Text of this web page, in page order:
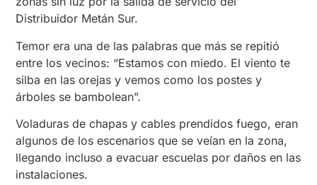
Distribuidor Metán Sur.
Temor era una de las palabras que más se repitió
entre los vecinos: “Estamos con miedo. El viento te
silba en las orejas y vemos como los postes y
árboles se bambolean”.
Voladuras de chapas y cables prendidos fuego, eran
algunos de los escenarios que se veían en la zona,
llegando incluso a evacuar escuelas por daños en las
instalaciones.